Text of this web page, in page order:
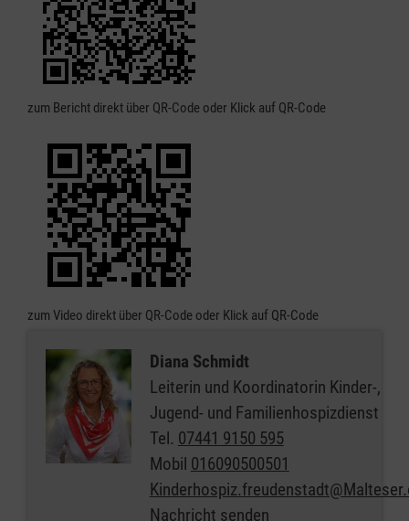
zum Bericht direkt über QR-Code oder Klick auf QR-Code
zum Video direkt über QR-Code oder Klick auf QR-Code
Diana Schmidt
Leiterin und Koordinatorin Kinder-,
Jugend- und Familienhospizdienst
Tel. 07441 9150 595
Mobil 016090500501
Nachricht senden